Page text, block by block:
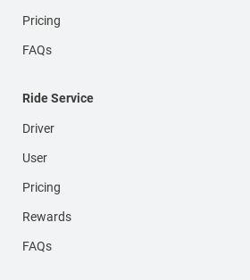
Pricing
FAQs
Ride Service
Driver
User
Pricing
Rewards
FAQs